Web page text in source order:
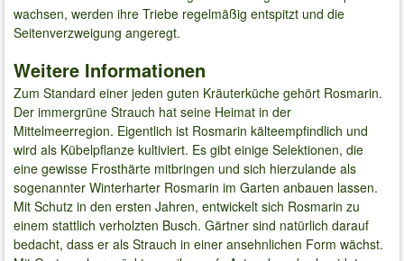
wachsen, werden ihre Triebe regelmäßig entspitzt und die
Seitenverzweigung angeregt.
Weitere Informationen
Zum Standard einer jeden guten Kräuterküche gehört Rosmarin.
Der immergrüne Strauch hat seine Heimat in der
Mittelmeerregion. Eigentlich ist Rosmarin kälteempfindlich und
wird als Kübelpflanze kultiviert. Es gibt einige Selektionen, die
eine gewisse Frosthärte mitbringen und sich hierzulande als
sogenannter Winterharter Rosmarin im Garten anbauen lassen.
Mit Schutz in den ersten Jahren, entwickelt sich Rosmarin zu
einem stattlich verholzten Busch. Gärtner sind natürlich darauf
bedacht, dass er als Strauch in einer ansehnlichen Form wächst.